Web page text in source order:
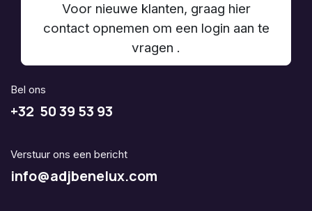
Voor nieuwe klanten, graag hier
contact opnemen om een login aan te
vragen .
Bel ons
+32 50 39 53 93
Verstuur ons een bericht
info@adjbenelux.com